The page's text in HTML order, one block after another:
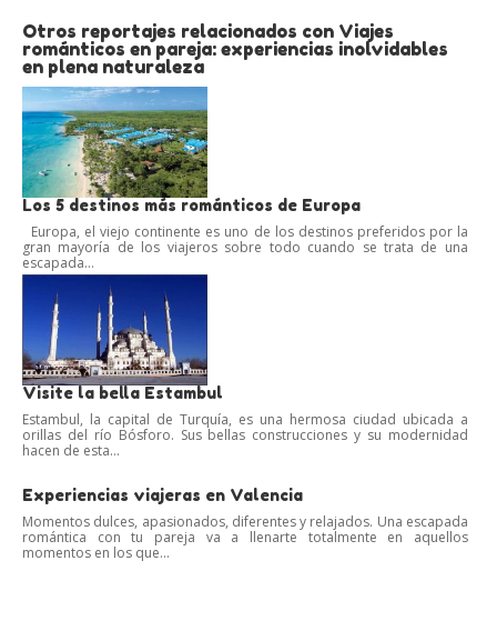
Otros reportajes relacionados con Viajes
románticos en pareja: experiencias inolvidables
en plena naturaleza
Los 5 destinos más románticos de Europa
Europa, el viejo continente es uno de los destinos preferidos por la
gran mayoría de los viajeros sobre todo cuando se trata de una
escapada...
Visite la bella Estambul
Estambul, la capital de Turquía, es una hermosa ciudad ubicada a
orillas del río Bósforo. Sus bellas construcciones y su modernidad
hacen de esta...
Experiencias viajeras en Valencia
Momentos dulces, apasionados, diferentes y relajados. Una escapada
romántica con tu pareja va a llenarte totalmente en aquellos
momentos en los que...